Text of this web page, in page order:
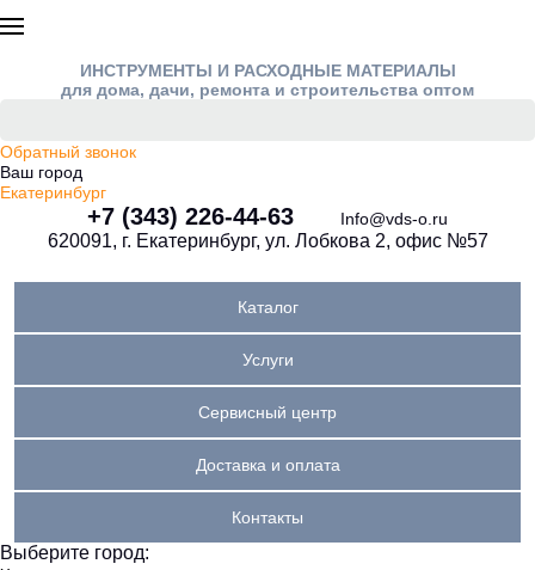
ИНСТРУМЕНТЫ И РАСХОДНЫЕ МАТЕРИАЛЫ
для дома, дачи, ремонта и строительства оптом
Обратный звонок
Ваш город
Екатеринбург
+7 (343) 226-44-63 Info@vds-o.ru
620091, г. Екатеринбург, ул. Лобкова 2, офис №57
Каталог
Услуги
Сервисный центр
Доставка и оплата
Контакты
Выберите город: